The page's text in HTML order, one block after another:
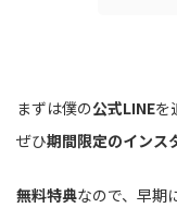
まずは僕の公式LINEを
ぜひ期間限定のインス
無料特典なので、早期